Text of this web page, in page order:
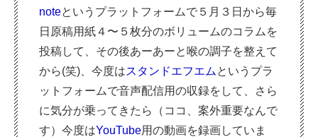
noteというプラットフォームで５月３日から毎
日原稿用紙４〜５枚分のボリュームのコラムを
投稿して、その後あーあーと喉の調子を整えて
から(笑)、今度はスタンドエフエム というプラ
ットフォームで音声配信用の収録をして、さら
に気分が乗ってきたら（ココ、案外重要なんで
す）今度はYouTube用の動画を録画していま